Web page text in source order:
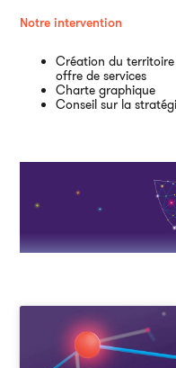
Notre intervention
Création du
offre de services
Charte graphique
Conseil sur la